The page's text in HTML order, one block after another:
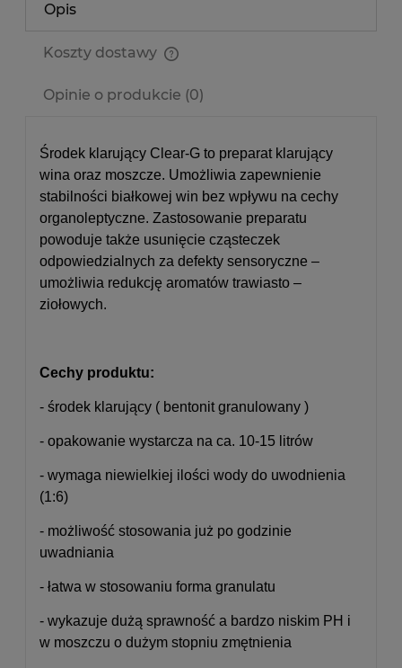
Opis
Koszty dostawy
Opinie o produkcie (0)
Środek klarujący Clear-G to preparat klarujący
wina oraz moszcze. Umożliwia zapewnienie
stabilności białkowej win bez wpływu na cechy
organoleptyczne. Zastosowanie preparatu
powoduje także usunięcie cząsteczek
odpowiedzialnych za defekty sensoryczne –
umożliwia redukcję aromatów trawiasto –
ziołowych.
Cechy produktu:
- środek klarujący ( bentonit granulowany )
- opakowanie wystarcza na ca. 10-15 litrów
- wymaga niewielkiej ilości wody do uwodnienia
(1:6)
- możliwość stosowania już po godzinie
uwadniania
- łatwa w stosowaniu forma granulatu
- wykazuje dużą sprawność a bardzo niskim PH i
w moszczu o dużym stopniu zmętnienia